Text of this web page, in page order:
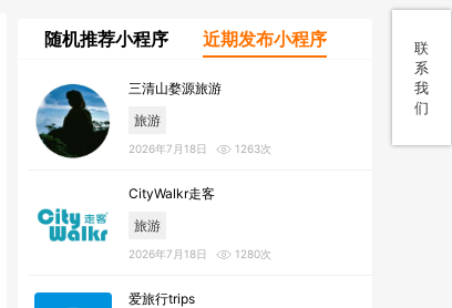
联
系
我
们
随机推荐小程序 近期发布小程序
三清山婺源旅游
旅游
2026年7月18日 1263次
CityWalkr走客
旅游
2026年7月18日 1280次
爱旅行trips